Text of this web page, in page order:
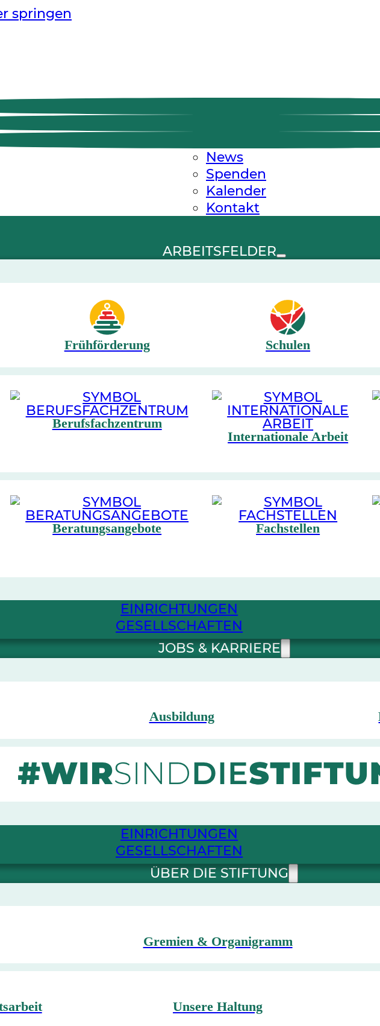
springen
News
Spenden
Kalender
Kontakt
ARBEITSFELDER
Frühförderung Schulen
Berufsfachzentrum
Internationale Arbeit
Beratungsangebote Fachstellen
EINRICHTUNGEN
GESELLSCHAFTEN
JOBS & KARRIERE
Ausbildung
EINRICHTUNGEN
GESELLSCHAFTEN
ÜBER DIE STIFTUNG
Gremien & Organigramm
Unsere Haltung